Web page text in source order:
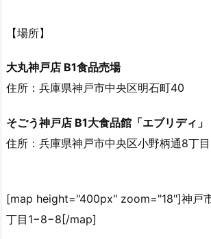
【場所】
大丸神戸店 B1食品売場
住所：兵庫県神戸市中央区明石町40
そごう神戸店 B1大食品館「エブリディ」
住所：兵庫県神戸市中央区小野柄通8丁
[map height="400px" zoom="18"]神戸
丁目1−8−8[/map]